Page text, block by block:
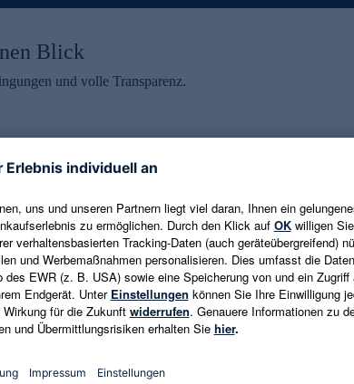
Blick
und volle Transparenz.
aktuelle Trends,
Dankeschön
ist jederzeit in
E-Mail-Adresse eingeben
Es gelten die Datenschutzrichtlinien